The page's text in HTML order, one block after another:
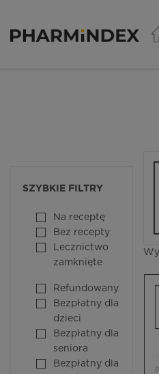
SZYBKIE FILTRY
Na receptę
Bez recepty
Lecznictwo
zamknięte
Refundowany
Bezpłatny dla
dzieci
Bezpłatny dla
seniora
Bezpłatny dla